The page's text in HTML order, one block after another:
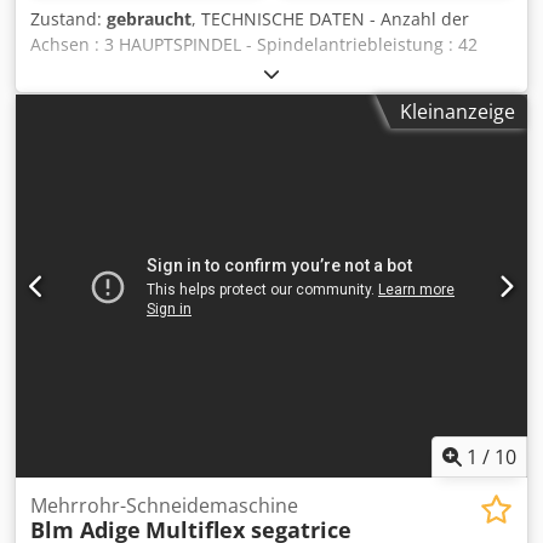
Zustand: gebraucht, TECHNISCHE DATEN - Anzahl der
Achsen : 3 HAUPTSPINDEL - Spindelantriebleistung : 42
[kW] - Spindeldrehzahl : 3500 [Upm] - Maximaler
Drehdurchmesser auf der Bank : 760 [mm] - Maximaler
Drehdurchmesser auf dem Schlitten : 600 [mm] - Max.
zwischen der Spindel und der Mitte des Reitstocks : 689
[mm] GEWICHT UND ABMESSUNGEN - Platzbedarf : 2.540 x
1.760 [mm] - Maschinenhöhe : 1.880 [mm] -
Kleinanzeige
1 / 10
Mehrrohr-Schneidemaschine
Blm Adige Multiflex segatrice